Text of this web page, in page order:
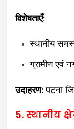
विशेषताएँ:
स्थानीय
ग्रामीण एवं
उदाहरण:पटना
5. स्थानीय